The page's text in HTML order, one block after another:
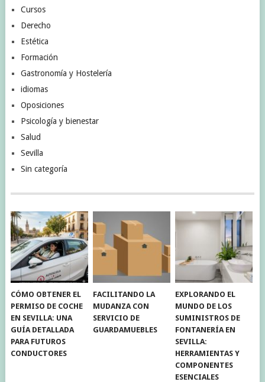
Cursos
Derecho
Estética
Formación
Gastronomía y Hostelería
idiomas
Oposiciones
Psicología y bienestar
Salud
Sevilla
Sin categoría
CÓMO OBTENER EL
PERMISO DE COCHE
EN SEVILLA: UNA
GUÍA DETALLADA
PARA FUTUROS
CONDUCTORES
FACILITANDO LA
MUDANZA CON
SERVICIO DE
GUARDAMUEBLES
EXPLORANDO EL
MUNDO DE LOS
SUMINISTROS DE
FONTANERÍA EN
SEVILLA:
HERRAMIENTAS Y
COMPONENTES
ESENCIALES